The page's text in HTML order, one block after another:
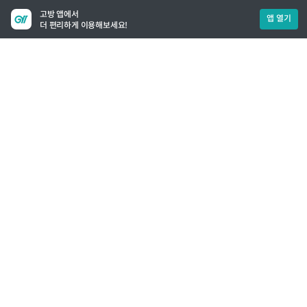
고방 앱에서
더 편리하게 이용해보세요!
앱 열기